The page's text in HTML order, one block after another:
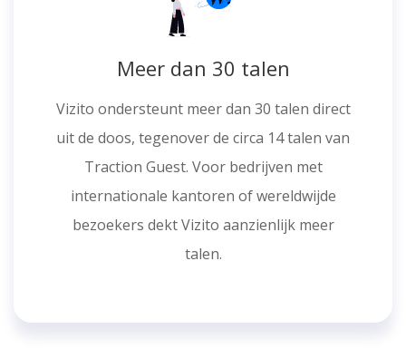
Meer dan 30 talen
Vizito ondersteunt meer dan 30 talen direct
uit de doos, tegenover de circa 14 talen van
Traction Guest. Voor bedrijven met
internationale kantoren of wereldwijde
bezoekers dekt Vizito aanzienlijk meer
talen.